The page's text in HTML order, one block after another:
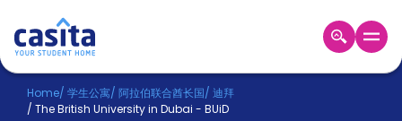
Home ZH AED
Home/ 学生公寓/ 阿拉伯联合酋长国/ 迪拜
/ The British University in Dubai - BUiD